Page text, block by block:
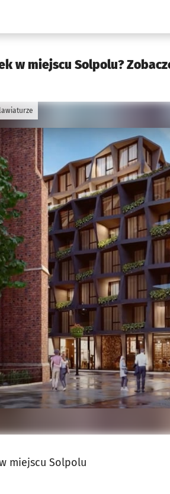
Dla mieszkańca
w miejscu Solpolu?
miejscu Solpolu